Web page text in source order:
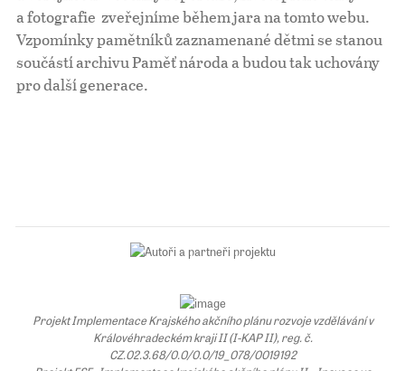
Pro školy
Příběhy našich sousedů
a fotografie zveřejníme během jara na tomto webu.
Vzpomínky pamětníků zaznamenané dětmi se stanou
součástí archivu Paměť národa a budou tak uchovány
pro další generace.
Projekt Implementace Krajského akčního plánu rozvoje vzdělávání v
Královéhradeckém kraji II (I-KAP II), reg. č.
CZ.02.3.68/0.0/0.0/19_078/0019192